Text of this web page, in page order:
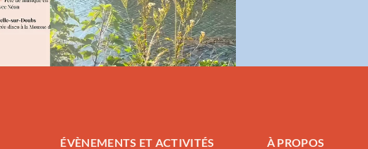
ÉVÈNEMENTS ET ACTIVITÉS
À PROPOS